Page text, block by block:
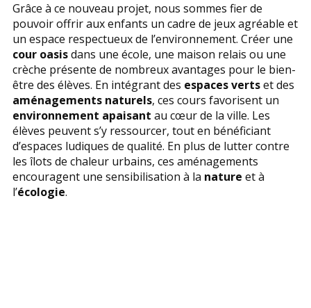
Grâce à ce nouveau projet, nous sommes fier de
pouvoir offrir aux enfants un cadre de jeux agréable et
un espace respectueux de l’environnement. Créer une
cour oasisdans une école, une maison relais ou une
crèche présente de nombreux avantages pour le bien-
être des élèves. En intégrant des espaces vertset des
aménagements naturels, ces cours favorisent un
environnement apaisant au cœur de la ville. Les
élèves peuvent s’y ressourcer, tout en bénéficiant
d’espaces ludiques de qualité. En plus de lutter contre
les îlots de chaleur urbains, ces aménagements
encouragent une sensibilisation à la nature et à
l’écologie.